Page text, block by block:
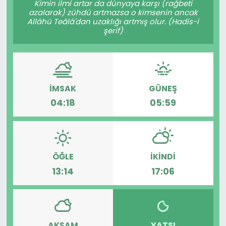
Kimin ilmi artar da dünyaya karşı (rağbeti
azalarak) zühdü artmazsa o kimsenin ancak
Allâhü Teâlâ'dan uzaklığı artmış olur. (Hadis-i
şerif)
İMSAK
04:18
GÜNEŞ
05:59
ÖĞLE
13:14
İKINDI
17:06
KÜLTÜR SANAT
MAGAZİN
POLİTİKA
SAĞLIK
Siyaset
TEKNOLOJİ
Yaşam